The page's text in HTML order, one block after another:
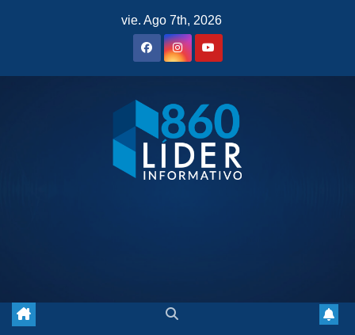
vie. Ago 7th, 2026